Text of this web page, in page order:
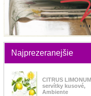
Najprezeranejšie
CITRUS LIMONUM
servítky kusové,
Ambiente